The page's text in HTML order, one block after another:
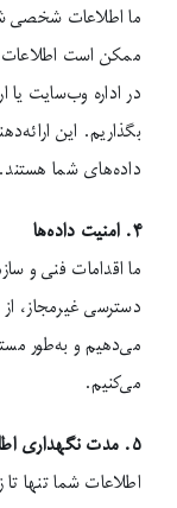
ما اطلاعات شخصی
ممکن است اطلاعات
در اداره وب‌سایت
بگذاریم. این
داده‌های شما هستند.
۴. امنیت داده‌ها
ما اقدامات فنی و
دسترسی غیرمجاز،
می‌دهیم و به‌طور
می‌کنیم.
۵. مدت نگهداری اطلاعات شخصی
اطلاعات شما تنها